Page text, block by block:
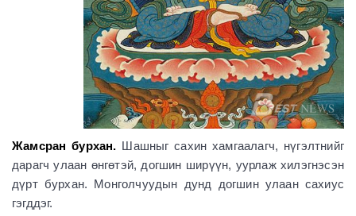
Жамсран бурхан. Шашныг сахин хамгаалагч, нүгэлтнийг
дарагч улаан өнгөтэй, догшин ширүүн, уурлаж хилэгнэсэн
дүрт бурхан. Монголчуудын дунд догшин улаан сахиус
гэгддэг.